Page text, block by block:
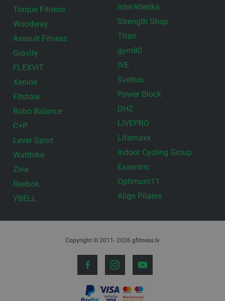
Torque Fitness
Woodway
Assault Fitness
Gravity
FLEXVIT
Xenios
Fitstore
Bobo Balance
C+P
Lever Sport
Wattbike
Ziva
Reebok
YBELL
InterAtletika
Strength Shop
Titan
gym80
IVE
Sveltus
Power Block
DHZ
LIVEPRO
Lifemaxx
Indoor Cycling Group
Exxentric
Optimum11
Align Pilates
Copyright © 2011- 2026 gfitness.lv